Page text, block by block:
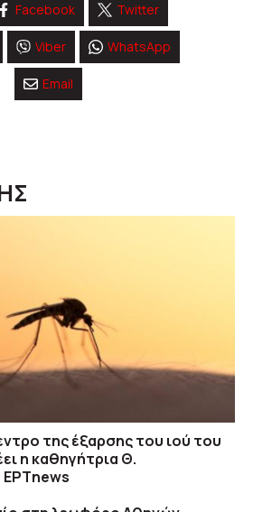
Facebook Twitter
Viber WhatsApp
Email
της έξαρσης του ιού του
η καθηγήτρια Θ.